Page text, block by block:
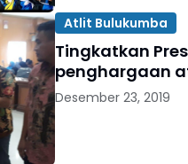
Atlit Bulukumba
Tingkatkan
penghargaan
Desember 23, 2019